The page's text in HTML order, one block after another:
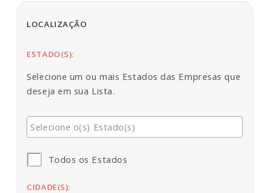
LOCALIZAÇÃO
ESTADO(S):
Selecione um ou mais Estados das Empresas que
deseja em sua Lista.
Todos os Estados
CIDADE(S):